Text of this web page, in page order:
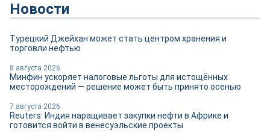
Новости
Турецкий Джейхан может стать центром хранения и
торговли нефтью
8 августа 2026
Минфин ускоряет налоговые льготы для истощённых
месторождений — решение может быть принято осенью
7 августа 2026
Reuters: Индия наращивает закупки нефти в Африке и
готовится войти в венесуэльские проекты